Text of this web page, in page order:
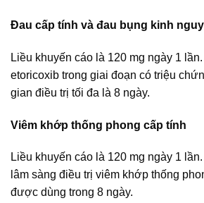
Đau cấp tính và đau bụng kinh
Liều khuyến cáo là 120 mg ngày 1
etoricoxib trong giai đoạn có triệu
gian điều trị tối đa là 8 ngày.
Viêm khớp thống phong cấp tính
Liều khuyến cáo là 120 mg ngày 1
lâm sàng điều trị viêm khớp thống
được dùng trong 8 ngày.